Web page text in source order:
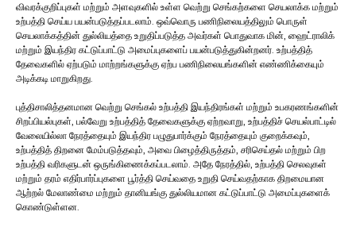
விவரக்குறிப்புகள் மற்றும் அளவுகளில் உள்ள வெற்று செங்கற்களை செயலாக்க மற்றும்
உற்பத்தி செய்ய பயன்படுத்தப்படலாம். ஒவ்வொரு பணிநிலையத்திலும் பொருள்
செயலாக்கத்தின் துல்லியத்தை உறுதிப்படுத்த அவர்கள் பொதுவாக மின், ஹைட்ராலிக்
மற்றும் இயந்திர கட்டுப்பாட்டு அமைப்புகளைப் பயன்படுத்துகின்றனர். உற்பத்தித்
தேவைகளில் ஏற்படும் மாற்றங்களுக்கு ஏற்ப பணிநிலையங்களின் எண்ணிக்கையும்
அடிக்கடி மாறுகிறது.
புத்திசாலித்தனமான வெற்று செங்கல் உற்பத்தி இயந்திரங்கள் மற்றும் உபகரணங்களின்
சிறப்பியல்புகள், பல்வேறு உற்பத்தித் தேவைகளுக்கு ஏற்றவாறு, உற்பத்திச் செயல்பாட்டில்
வேலையில்லா நேரத்தையும் இயந்திர பழுதுபார்க்கும் நேரத்தையும் குறைக்கவும்,
உற்பத்தித் திறனை மேம்படுத்தவும், அவை பிழைத்திருத்தம், சரிசெய்தல் மற்றும் பிற
உற்பத்தி வரிகளுடன் ஒருங்கிணைக்கப்படலாம். அதே நேரத்தில், உற்பத்தி செலவுகள்
மற்றும் தரம் எதிர்பார்ப்புகளை பூர்த்தி செய்வதை உறுதி செய்வதற்காக திறமையான
ஆற்றல் மேலாண்மை மற்றும் தானியங்கு துல்லியமான கட்டுப்பாட்டு அமைப்புகளைக்
கொண்டுள்ளன.